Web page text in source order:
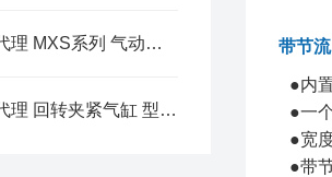
深圳SMC代理 MXS系列 气动滑台 MXS25L-40AT-F9BL简介
深圳SMC代理 回转夹紧气缸 型号列表
带节
●内
●一
●宽
●带